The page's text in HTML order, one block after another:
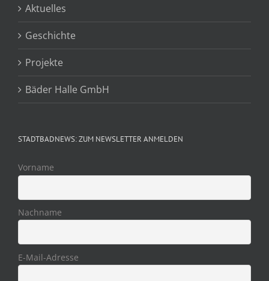
Aktuelles
Geschichte
Projekte
Bäder Halle GmbH
STADTBADNEWS: ZUM NEWSLETTER ANMELDEN
Vorname
Nachname
E-Mail-Adresse